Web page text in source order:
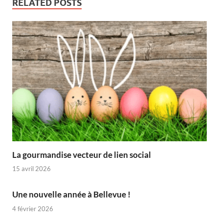
RELATED POSTS
La gourmandise vecteur de lien social
15 avril 2026
Une nouvelle année à Bellevue !
4 février 2026